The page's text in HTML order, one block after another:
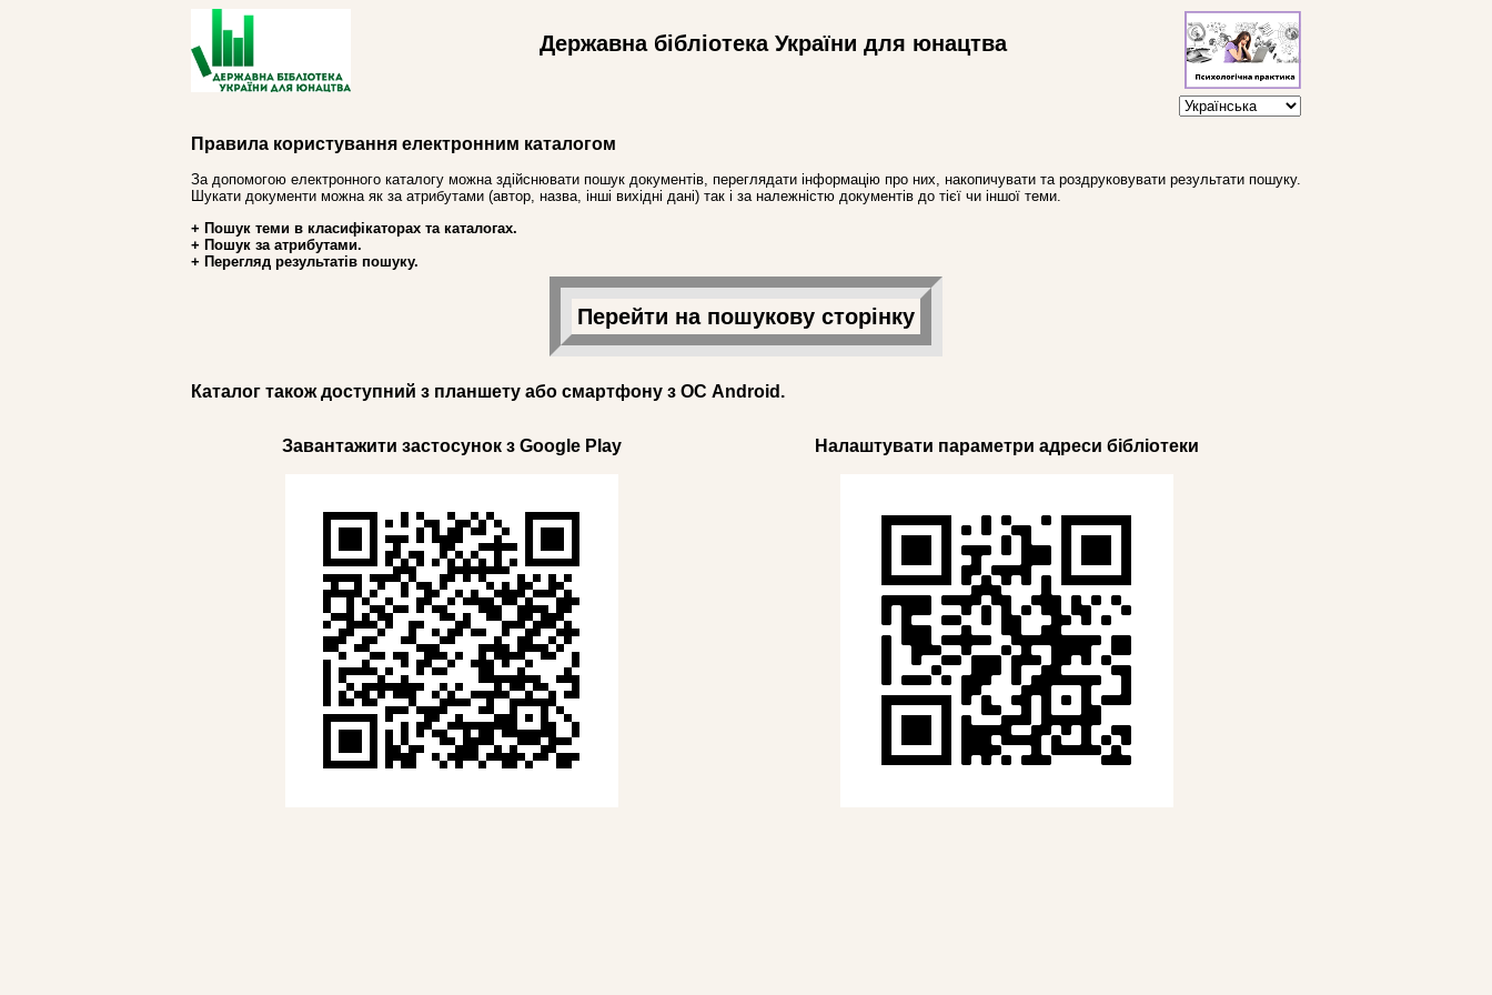
Державна бібліотека України для юнацтва
Правила користування електронним каталогом
За допомогою електронного каталогу можна здійснювати пошук документів, переглядати інформацію про них, накопичувати та роздруковувати результати пошуку.
Шукати документи можна як за атрибутами (автор, назва, інші вихідні дані) так і за належністю документів до тієї чи іншої теми.
+ Пошук теми в класифікаторах та каталогах.
+ Пошук за атрибутами.
+ Перегляд результатів пошуку.
Перейти на пошукову сторінку
Каталог також доступний з планшету або смартфону з ОС Android.
Завантажити застосунок з Google Play Налаштувати параметри адреси бібліотеки